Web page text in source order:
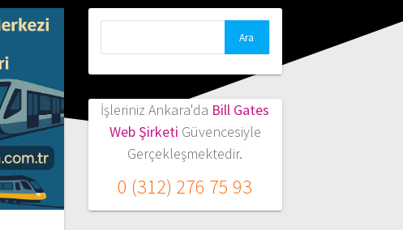
İşleriniz Ankara'da Bill Gates
Web Şirketi Güvencesiyle
Gerçekleşmektedir.
0 (312) 276 75 93